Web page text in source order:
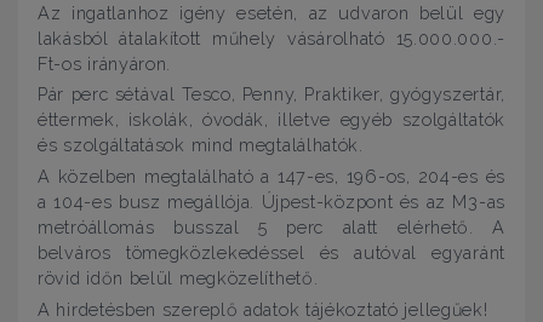
Az ingatlanhoz igény esetén, az udvaron belül egy
lakásból átalakított műhely vásárolható 15.000.000.-
Ft-os irányáron.
Pár perc sétával Tesco, Penny, Praktiker, gyógyszertár,
éttermek, iskolák, óvodák, illetve egyéb szolgáltatók
és szolgáltatások mind megtalálhatók.
A közelben megtalálható a 147-es, 196-os, 204-es és
a 104-es busz megállója. Újpest-központ és az M3-as
metróállomás busszal 5 perc alatt elérhető. A
belváros tömegközlekedéssel és autóval egyaránt
rövid időn belül megközelíthető.
A hirdetésben szereplő adatok tájékoztató jellegűek!